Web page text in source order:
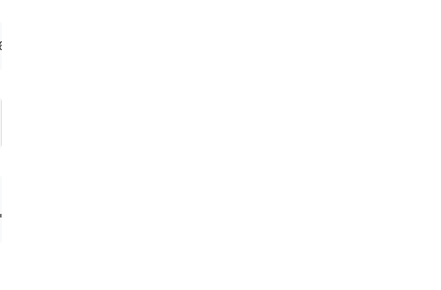
CREATED             STATUS              PORTS